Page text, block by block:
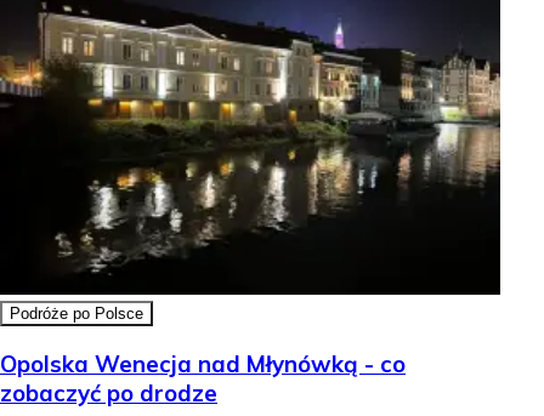
Podróże po Polsce
Opolska Wenecja nad Młynówką - co
zobaczyć po drodze